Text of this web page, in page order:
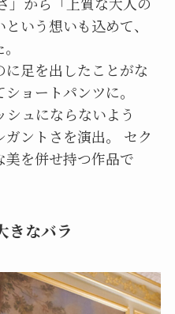
いう想いも込めて、
足を出したことがな
ョートパンツに。
ュにならないよう
ントさを演出。 セク
美を併せ持つ作品で
きなバラ